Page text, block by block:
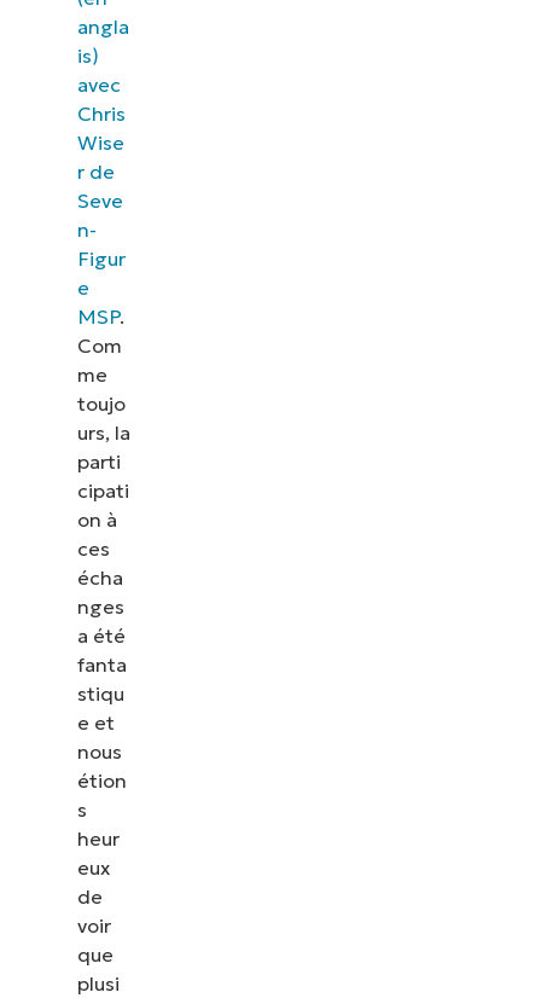
angla
is)
avec
Chris
Wise
r de
Seve
n-
Figur
e
MSP.
Com
me
toujo
urs, la
parti
cipati
on à
ces
écha
nges
a été
fanta
stiqu
e et
nous
étion
s
heur
eux
de
voir
que
plusi